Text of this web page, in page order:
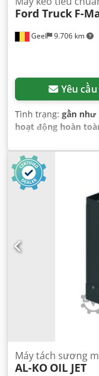
Geel 9.706 km
Ford Truck F-
Yêu cầu
Tình trạng: gần như
hoạt động hoàn
367,75 kW (500,00
nhiên liệu:
R 22.5 , cấu hình trục:
phanh:
,
truyền động bánh
ABS,
lướt gió, hệ thống
soát lực kéo, máy
khí
Máy tách sương
AL-KO OIL JET